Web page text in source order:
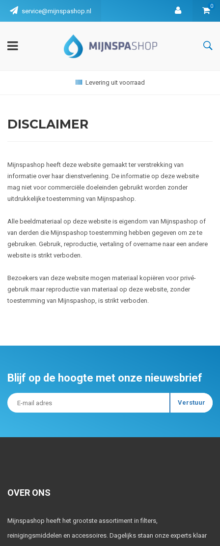
service@mijnspashop.nl
0
Levering uit voorraad
DISCLAIMER
Mijnspashop heeft deze website gemaakt ter verstrekking van
informatie over haar dienstverlening. De informatie op deze website
mag niet voor commerciële doeleinden gebruikt worden zonder
uitdrukkelijke toestemming van Mijnspashop.
Alle beeldmateriaal op deze website is eigendom van Mijnspashop of
van derden die Mijnspashop toestemming hebben gegeven om ze te
gebruiken. Gebruik, reproductie, vertaling of overname naar een andere
website is strikt verboden.
Bezoekers van deze website mogen materiaal kopiëren voor privé-
gebruik maar reproductie van materiaal op deze website, zonder
toestemming van Mijnspashop, is strikt verboden.
Blijf op de hoogte met onze nieuwsbrief
OVER ONS
Mijnspashop heeft het grootste assortiment in filters,
reinigingsmiddelen en accessoires. Dagelijks staan onze experts klaar